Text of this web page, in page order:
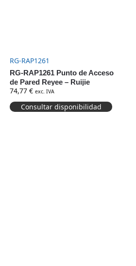
RG-RAP1261
RG-RAP1261 Punto de Acceso
de Pared Reyee – Ruijie
Omnidireccional Wi-Fi 6
74,77€ exc. IVA
Consultar disponibilidad